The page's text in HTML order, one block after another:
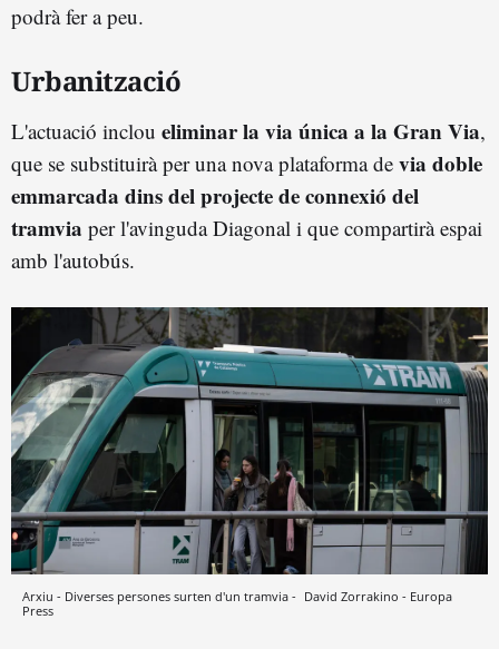
podrà fer a peu.
Urbanització
L'actuació inclou eliminar la via única a la Gran Via,
que se substituirà per una nova plataforma de via doble
emmarcada dins del projecte de connexió del
tramvia per l'avinguda Diagonal i que compartirà espai
amb l'autobús.
Arxiu - Diverses persones surten d'un tramvia - David Zorrakino - Europa
Press